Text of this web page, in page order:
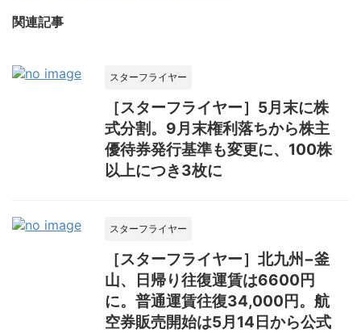
関連記事
スターフライヤー
［スターフライヤー］5月末に株
式分割。9月末権利落ちから株主
優待券発行基準も変更に、100株
以上につき3枚に
スターフライヤー
［スターフライヤー］北九州−釜
山、日帰り往復運賃は6600円
に。普通運賃往復34,000円。航
空券販売開始は5月14日から公式